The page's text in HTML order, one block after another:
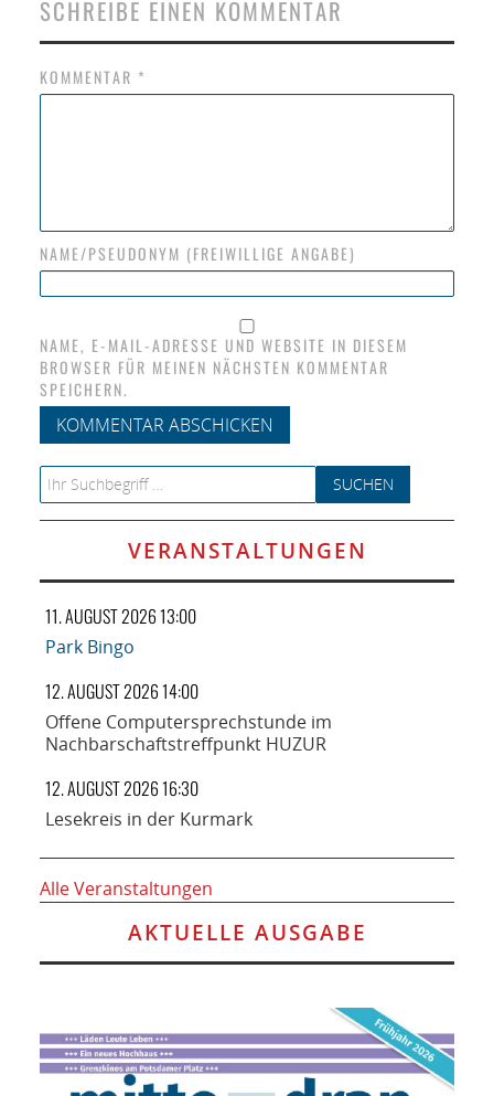
SCHREIBE EINEN KOMMENTAR
KOMMENTAR *
NAME/PSEUDONYM (FREIWILLIGE ANGABE)
NAME, E-MAIL-ADRESSE UND WEBSITE IN DIESEM
BROWSER FÜR MEINEN NÄCHSTEN KOMMENTAR
SPEICHERN.
Search for:
VERANSTALTUNGEN
11. AUGUST 2026 13:00
Park Bingo
12. AUGUST 2026 14:00
Offene Computersprechstunde im
Nachbarschaftstreffpunkt HUZUR
12. AUGUST 2026 16:30
Lesekreis in der Kurmark
Alle Veranstaltungen
AKTUELLE AUSGABE